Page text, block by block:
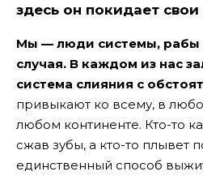
здесь он покидает
Мы — люди системы, рабы
случая. В каждом из нас
система слияния с
привыкают ко всему, в
любом континенте. Кто-то
сжав зубы, а кто-то плывет
единственный способ